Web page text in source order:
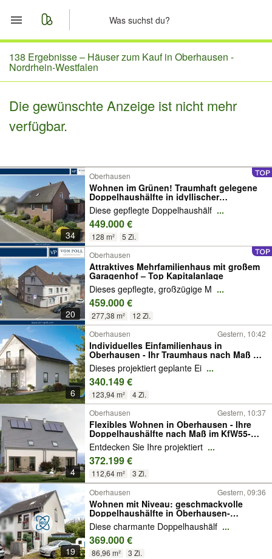
Start
Merkliste
Nachrichten
138 Ergebnisse – Häuser zum Kauf in Oberhausen -
Nordrhein-Westfalen
Die gewünschte Anzeige ist nicht mehr
verfügbar.
34
Oberhausen
Wohnen im Grünen! Traumhaft gelegene
Doppelhaushälfte in idyllischer
Naturkulisse
Diese gepflegte Doppelhaushälf ...
449.000 €
128 m² 5 Zi.
20
Oberhausen
Attraktives Mehrfamilienhaus mit großem
Garagenhof – Top Kapitalanlage
Dieses gepflegte, großzügige M ...
459.000 €
277,38 m² 12 Zi.
6
Oberhausen Gestern, 10:42
Individuelles Einfamilienhaus in
Oberhausen - Ihr Traumhaus nach Maß mit
allkauf
Dieses projektiert geplante Ei ...
340.149 €
123,94 m² 4 Zi.
4
Oberhausen Gestern, 10:37
Flexibles Wohnen in Oberhausen - Ihre
Doppelhaushälfte nach Maß im KfW55-
Standard
Entdecken Sie Ihre projektiert ...
372.199 €
112,64 m² 3 Zi.
19
Oberhausen Gestern, 09:36
Wohnen mit Niveau: geschmackvolle
Doppelhaushälfte in Oberhausen-
Osterfeld
Diese charmante Doppelhaushälf ...
369.000 €
86,96 m² 3 Zi.